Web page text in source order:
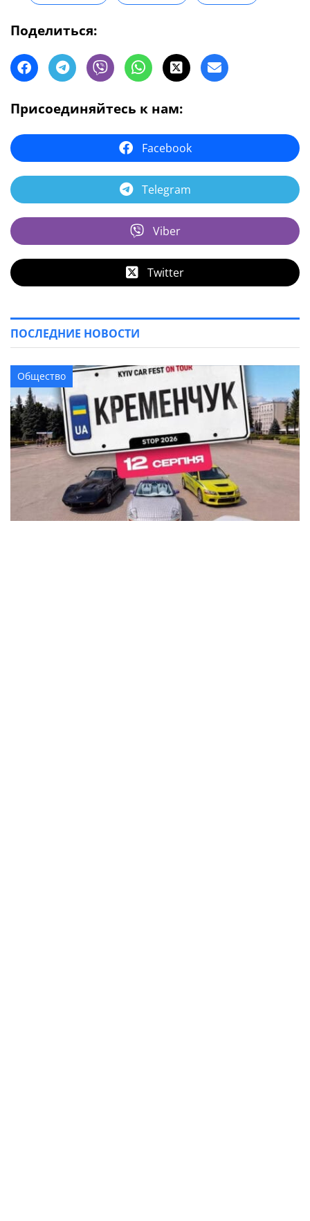
Поделиться:
Присоединяйтесь к нам:
Facebook
Telegram
Viber
Twitter
ПОСЛЕДНИЕ НОВОСТИ
Общество